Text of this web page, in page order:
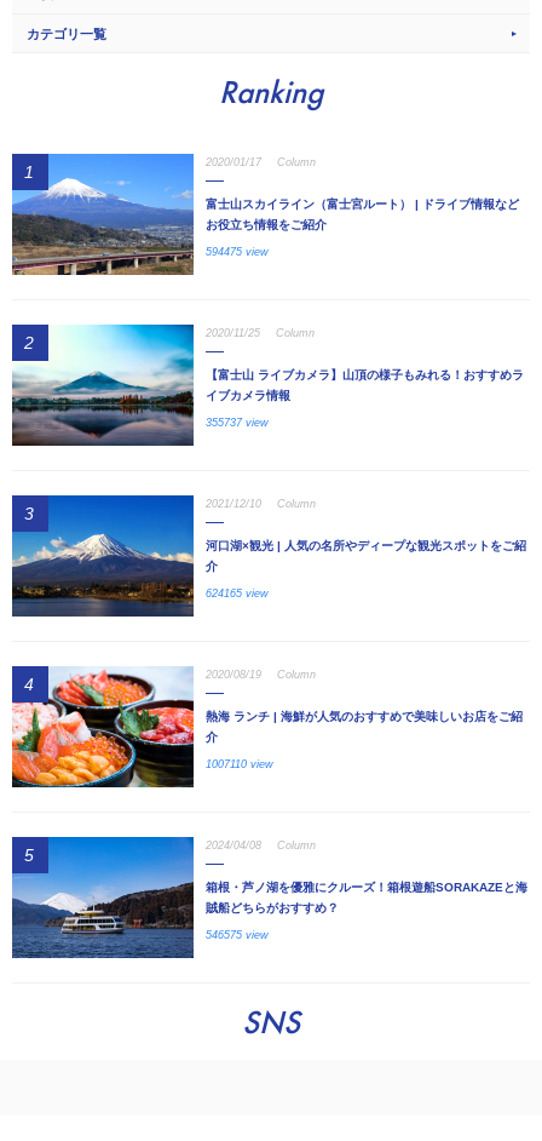
カテゴリ一覧
Ranking
1 2020/01/17 Column
富士山スカイライン（富士宮ルート） | ドライブ情報など
お役立ち情報をご紹介
594475 view
2 2020/11/25 Column
【富士山 ライブカメラ】山頂の様子もみれる！おすすめラ
イブカメラ情報
355737 view
3 2021/12/10 Column
河口湖×観光 | 人気の名所やディープな観光スポットをご紹
介
624165 view
4 2020/08/19 Column
熱海 ランチ | 海鮮が人気のおすすめで美味しいお店をご紹
介
1007110 view
5 2024/04/08 Column
箱根・芦ノ湖を優雅にクルーズ！箱根遊船SORAKAZEと海
賊船どちらがおすすめ？
546575 view
SNS